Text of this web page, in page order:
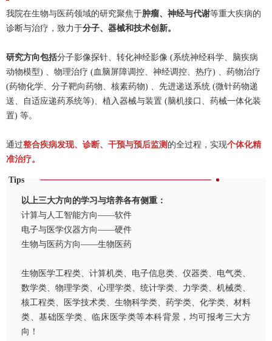
我院在生物与医药领域的研究聚焦于肿瘤、神经与代谢等重大疾病的
诊断与治疗，致力于分子、器械和技术创新。
研究方向包括分子影像探针、转化神经影像 (系统神经科学、脑疾病
动物模型) 、物理治疗 (血脑屏障调控、神经调控、热疗) 、药物治疗
(药物化学、分子靶向药物、核素药物) 、先进递送系统 (微针药物递
送、自适应递药系统等)、植入器械与装置 (脑机接口、药械一体化装
置) 等。
通过整合疾病发现、诊断、干预与预后监测 的全过程，实现个体化精
准治疗。
Tips
以上三大方向的学习与培养各有侧重：
计算与人工智能方向——软件
电子与医学仪器方向——硬件
生物与医药方向——生物医药
生物医学工程类、计算机类、电子信息类、仪器类、电气类、
数学类、物理学类、心理学类、统计学类、力学类、机械类、
核工程类、医学技术类、生物科学类、药学类、化学类、材料
类、基础医学类、临床医学类等本科背景，均可报考三大方
向！